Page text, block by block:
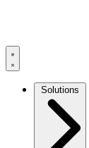
Solutions